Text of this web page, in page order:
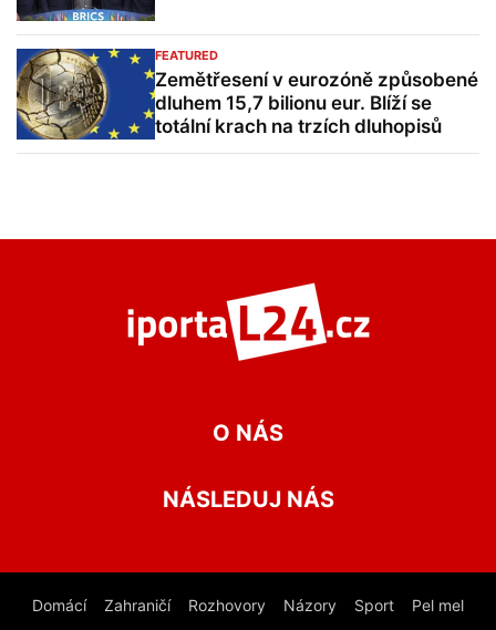
FEATURED
Zemětřesení v eurozóně způsobené
dluhem 15,7 bilionu eur. Blíží se
totální krach na trzích dluhopisů
O NÁS
NÁSLEDUJ NÁS
Domácí Zahraničí Rozhovory Názory Sport Pel mel